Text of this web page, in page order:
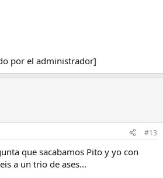
por el administrador]
#13
que sacabamos Pito y yo con
a un trio de ases...